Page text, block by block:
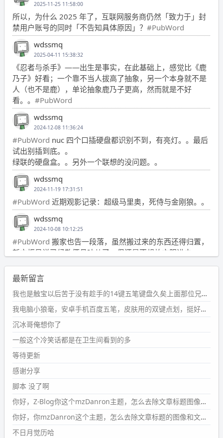
2025-11-25 11:58:00
所以，为什么 2025 年了，互联网服务商仍然「致力于」封
禁用户账号的同时「不告知具体原因」？ #PubWord
wdssmq
2025-04-11 15:38:32
《忍者与杀手》——出生是事实，在此基础上，感觉比《鹿
乃子》好看；一个靠不当人拔高了抽象，另一个本身就不是
人（也不是鹿），单论抽象鹿乃子更高，然而就是不好
看。。 #PubWord
wdssmq
2024-12-08 11:36:24
#PubWord nuc 四个口插硬盘都识别不到，有亮灯。。最后
试出别插到底。。
绿联的硬盘盒。。另外一个联想的没问题。。
wdssmq
2024-11-19 17:31:51
#PubWord 近期观影记录：超级马里奥，死侍与金刚狼。。
wdssmq
2024-10-08 10:12:25
#PubWord 搬家也告一段落，虽然搬过来的东西还得归置，
新衣柜虽说已经散俩月味儿了，但还是不想放衣服进去。
wdssmq
2024-09-23 21:00:49
#PubWord要不我每年汇总整理一次？？碎雨集_沉冰浮水_
第1页https://www.wdssmq.com/tag/%E7%A2%8E%E9%9
B%A8%E9%9B%86/
wdssmq
2024-09-23 20:58:40
#PubWord
条嘟？？？？
wdssmq
2024-09-15 10:32:07
#PubWordVSCode 内 git 操作卡住的时候没办法主动取消
一直是个痛点，一般都是推送或拉取，今天连提交都卡
了。。
最新留言
我也是触宝以后苦于没有趁手的14键五笔键盘久矣上面那位兄台用的百度双键点划布局我也用过很久，那个皮肤做得很粗糙，个别键位的触发区域是错位的，快速打字时很容易出错，修改它的皮肤文件校正后勉强能用，但早年出的皮肤分辨率太低，实在谈不上美观。百度小米定制版的商店里有一个"小黑板"皮肤还不错(百度官方输入法商店里没有)，但那个风格我不喜欢这两天找到了一个叫"森林集"的公众号，开发了海量的皮肤，很多都有14键版本，付费但很便宜，几块钱，终于有自己满意的输入法了搜了一下，这个工作室还是百度的官方合作伙伴，不知道为什么14键作品都不在官方商店上架，难道是百度官方在刻意放弃14键？
我电脑小狼毫，安卓手机百度五笔，皮肤用的双键点划，挺好的。
沉冰哥俺想你了
一般这个冷笑话都是在卫生间看到的多
等待更新
感谢分享
脚本 没了啊
你好，Z-Blog你这个mzDanron主题，怎么去除文章标题图像和文章摘要，仅显示标题，感谢回复！
你好，你mzDanron这个主题，怎么去除文章标题的图像和文章摘要！仅显示标题，感谢回复解决！
不日月觉历哈